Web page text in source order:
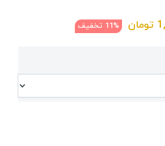
تومان 11% تخفیف